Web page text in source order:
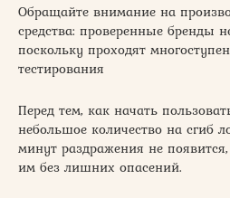
Обращайте внимание на
средства: проверенные бренды
поскольку проходят
тестирования
Перед тем, как начать
небольшое количество на сгиб
минут раздражения не
им без лишних опасений.